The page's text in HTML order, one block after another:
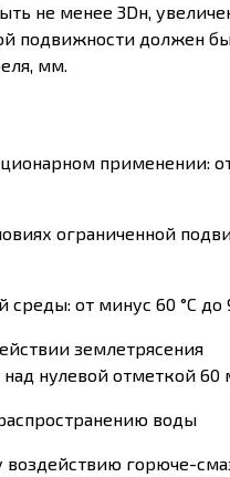
не менее 3Dн,
подвижности должен
мм.
применении:
ограниченной
от минус 60 °С до
землетрясения
нулевой отметкой 60
воды
горюче-